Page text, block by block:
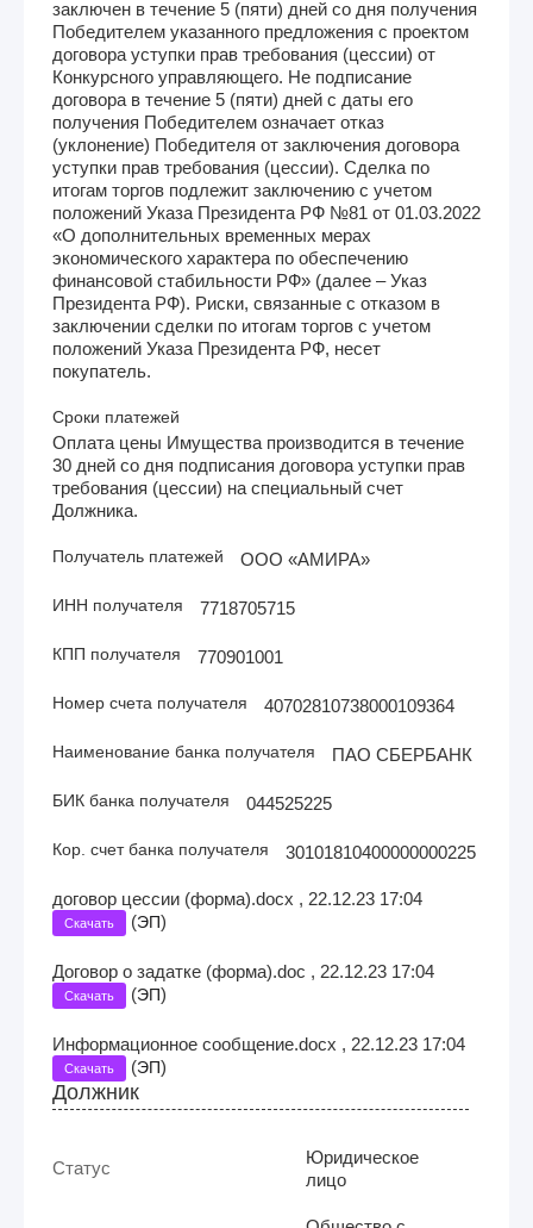
заключен в течение 5 (пяти) дней со дня получения
Победителем указанного предложения с проектом
договора уступки прав требования (цессии) от
Конкурсного управляющего. Не подписание
договора в течение 5 (пяти) дней с даты его
получения Победителем означает отказ
(уклонение) Победителя от заключения договора
уступки прав требования (цессии). Сделка по
итогам торгов подлежит заключению с учетом
положений Указа Президента РФ №81 от 01.03.2022
«О дополнительных временных мерах
экономического характера по обеспечению
финансовой стабильности РФ» (далее – Указ
Президента РФ). Риски, связанные с отказом в
заключении сделки по итогам торгов с учетом
положений Указа Президента РФ, несет
покупатель.
Сроки платежей
Оплата цены Имущества производится в течение
30 дней со дня подписания договора уступки прав
требования (цессии) на специальный счет
Должника.
Получатель платежей ООО «АМИРА»
ИНН получателя 7718705715
КПП получателя 770901001
Номер счета получателя 40702810738000109364
Наименование банка получателя ПАО СБЕРБАНК
БИК банка получателя 044525225
Кор. счет банка получателя 30101810400000000225
договор цессии (форма).docx , 22.12.23 17:04
Скачать (ЭП)
Договор о задатке (форма).doc , 22.12.23 17:04
Скачать (ЭП)
Информационное сообщение.docx , 22.12.23 17:04
Скачать (ЭП)
Должник
Статус
Юридическое
лицо